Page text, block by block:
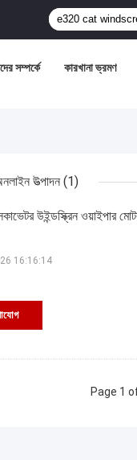
সম্পর্কে কারখানা ভ্রমণ
উত্পাদন (1)
উইন্ডস্ক্রিন ওয়াইপার
16:16:14
Page 1